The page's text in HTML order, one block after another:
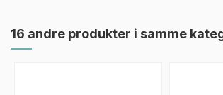
16 andre produkter i samme